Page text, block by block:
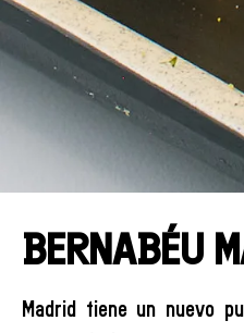
BERNABÉU
Madrid tiene un nuevo